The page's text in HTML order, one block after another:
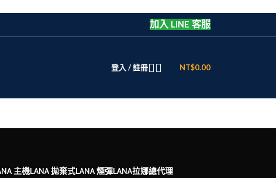
加入 LINE 客服
登入 / 註冊 NT$0.00
主機LANA 拋棄式LANA 煙彈LANA拉娜總代理